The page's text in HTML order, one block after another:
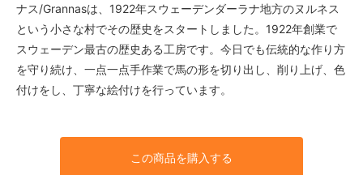
ナス/Grannasは、1922年スウェーデンダーラナ地方のヌルネス
という小さな村でその歴史をスタートしました。1922年創業で
スウェーデン最古の歴史ある工房です。今日でも伝統的な作り方
を守り続け、一点一点手作業で馬の形を切り出し、削り上げ、色
付けをし、丁寧な絵付けを行っています。
この商品を購入する